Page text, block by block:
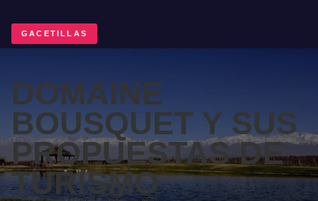
Mendoza Malbec
GACETILLAS
DOMAINE
BOUSQUET Y SUS
PROPUESTAS DE
TURISMO